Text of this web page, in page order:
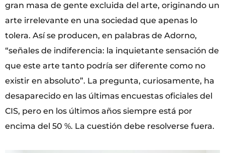
gran masa de gente excluida del arte, originando un
arte irrelevante en una sociedad que apenas lo
tolera. Así se producen, en palabras de Adorno,
“señales de indiferencia: la inquietante sensación de
que este arte tanto podría ser diferente como no
existir en absoluto”. La pregunta, curiosamente, ha
desaparecido en las últimas encuestas oficiales del
CIS, pero en los últimos años siempre está por
encima del 50 %. La cuestión debe resolverse fuera.